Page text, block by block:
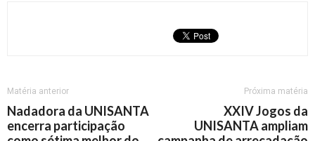
Matéria anterior
Nadadora da UNISANTA
encerra participação
Próxima matéria
XXIV Jogos da
UNISANTA ampliam